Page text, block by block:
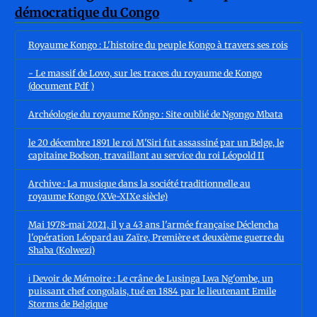
Royaume Kongo : L'histoire du peuple Kongo à travers ses rois
- Le massif de Lovo, sur les traces du royaume de Kongo
(document Pdf )
Archéologie du royaume Kôngo : Site oublié de Ngongo Mbata
le 20 décembre 1891 le roi M'Siri fut assassiné par un Belge, le
capitaine Bodson, travaillant au service du roi Léopold II
Archive : La musique dans la société traditionnelle au
royaume Kongo (XVe-XIXe siècle)
Mai 1978-mai 2021, il y a 43 ans l'armée française Déclencha
l'opération Léopard au Zaïre, Première et deuxième guerre du
Shaba (Kolwezi)
ℹ️ Devoir de Mémoire : Le crâne de Lusinga Lwa Ng'ombe, un
puissant chef congolais, tué en 1884 par le lieutenant Emile
Storms de Belgique